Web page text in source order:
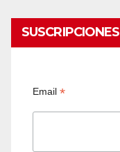
SUSCRIPCIONES
Email*